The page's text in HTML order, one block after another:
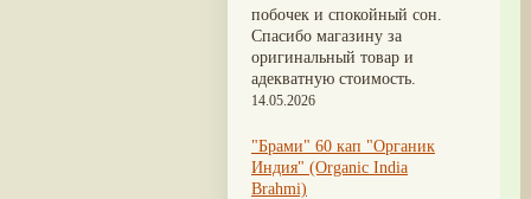
Nirdosh(3)
Агастья расаяна(3)
Ашта чурна(3)
Аштаваргам(3)
Брами вати с золотом
Брихатьяди(3)
Видарьяди(3)
Гуггул
Ативиша(20)
Шиладжит(20)
Арджуна(19)
Касмарья(19)
Кориандр
Барбарис индийский(17)
Зира(17)
Крапива индийская
побочек и спокойный сон.
Спасибо магазину за
оригинальный товар и
адекватную стоимость.
14.05.2026
"Брами" 60 кап "Органик
Индия" (Organic India
Brahmi)